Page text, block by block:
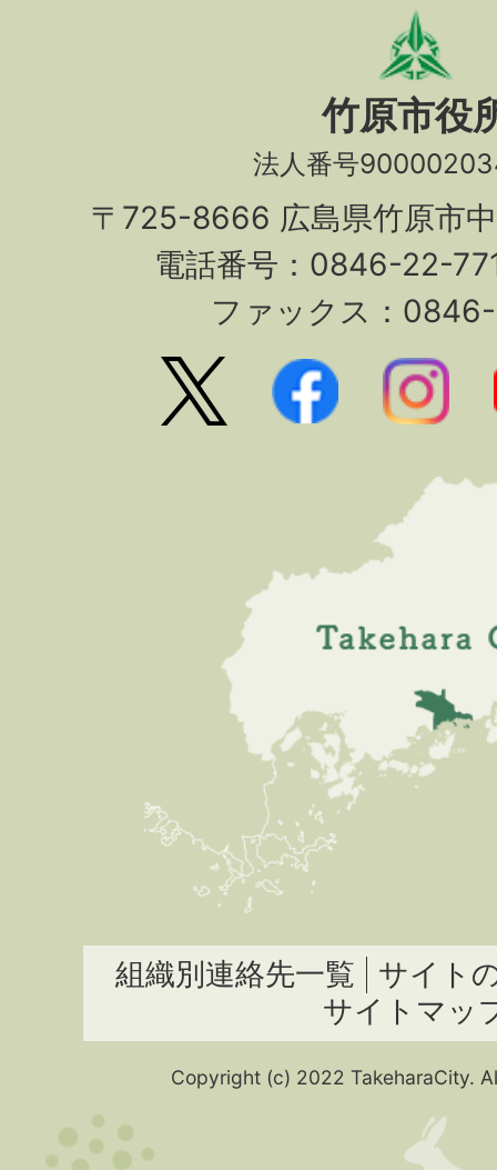
竹原市役
法人番号
〒725-8666 広島県竹原市
電話番号：0846-22-
ファックス：
組織別連絡先一覧
サイト
サイトマッ
Copyright (c) 2022 TakeharaCity.